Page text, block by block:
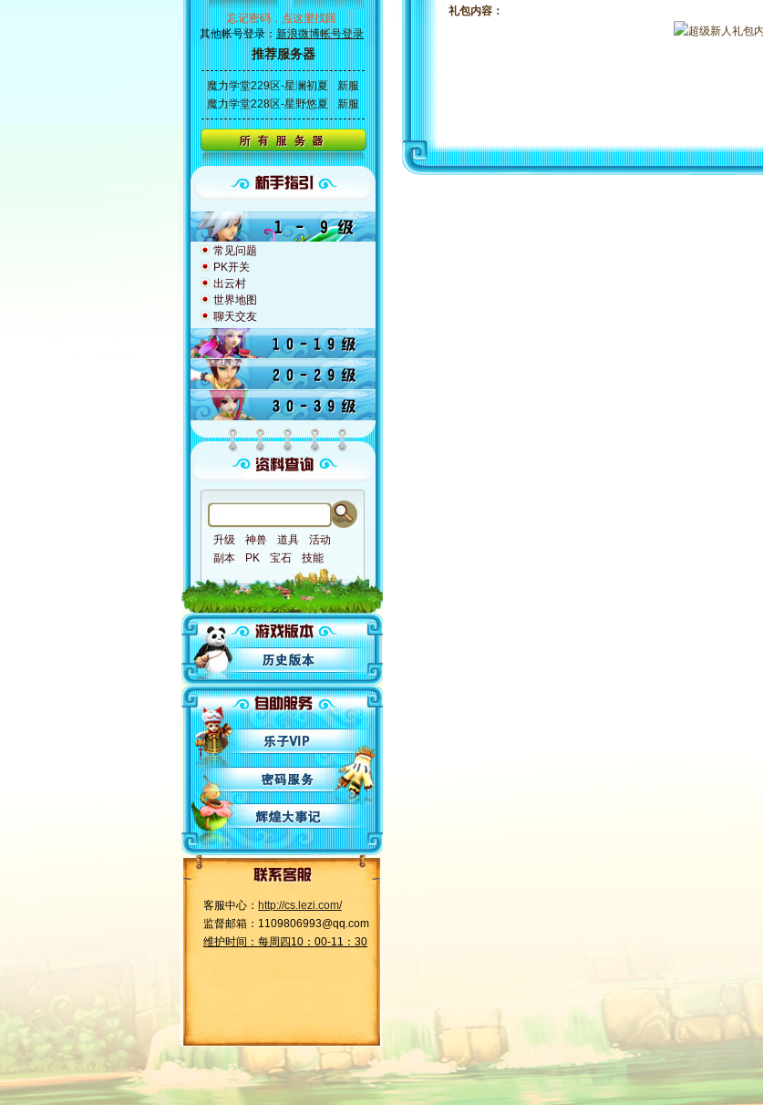
礼包内容：
忘记密码，点这里找回
其他帐号登录： 新浪微博帐号登录
推荐服务器
魔力学堂229区-星澜初夏
新服
魔力学堂228区-星野悠夏
新服
常见问题
PK开关
出云村
世界地图
聊天交友
升级 神兽 道具
活动
副本
PK 宝石 技能
客服中心： http://cs.lezi.com/
监督邮箱：1109806993@qq.com
维护时间：每周四10：00-11：30